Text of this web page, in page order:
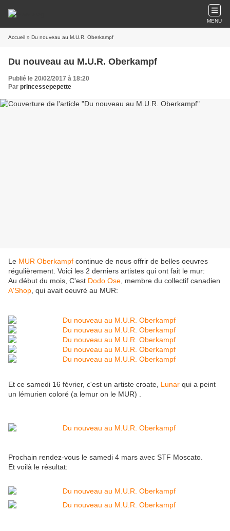
MENU
Accueil » Du nouveau au M.U.R. Oberkampf
Du nouveau au M.U.R. Oberkampf
Publié le 20/02/2017 à 18:20
Par princessepepette
Le MUR Oberkampf continue de nous offrir de belles oeuvres
régulièrement. Voici les 2 derniers artistes qui ont fait le mur:
Au début du mois, C'est Dodo Ose , membre du collectif canadien
A'Shop , qui avait oeuvré au MUR:
Et ce samedi 16 février, c'est un artiste croate, Lunar qui a peint
un lémurien coloré (a lemur on le MUR) .
Prochain rendez-vous le samedi 4 mars avec STF Moscato.
Et voilà le résultat: